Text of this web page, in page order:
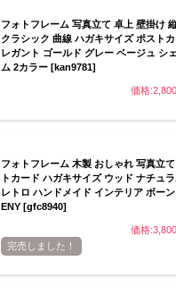
フォトフレーム 写真立て 卓上 壁掛け
クラシック 曲線 ハガキサイズ ポスト
レガント ゴールド グレー ベージュ シ
ム 2カラー [kan9781]
価格
フォトフレーム 木製 おしゃれ 写真立
トカード ハガキサイズ ウッド ナチュ
レトロ ハンドメイド インテリア ボー
ENY [gfc8940]
価格
完売しました！